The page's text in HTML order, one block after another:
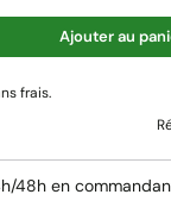
Ajouter au
frais.
48h en